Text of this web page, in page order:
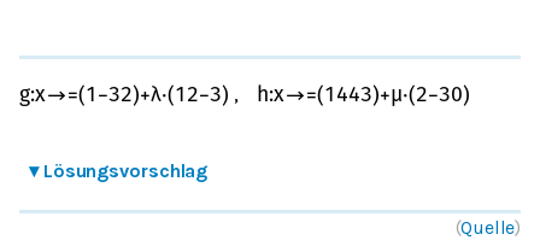
g:x→=(1 −32)+λ⋅(1 2−3) , h:x→=(1443)+μ⋅(2−30)
▾ Lösungsvorschlag
(Quelle)